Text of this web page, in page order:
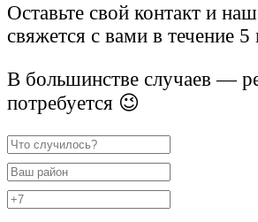
Оставьте свой контакт и
свяжется с вами в течение
В большинстве случаев —
потребуется 😉